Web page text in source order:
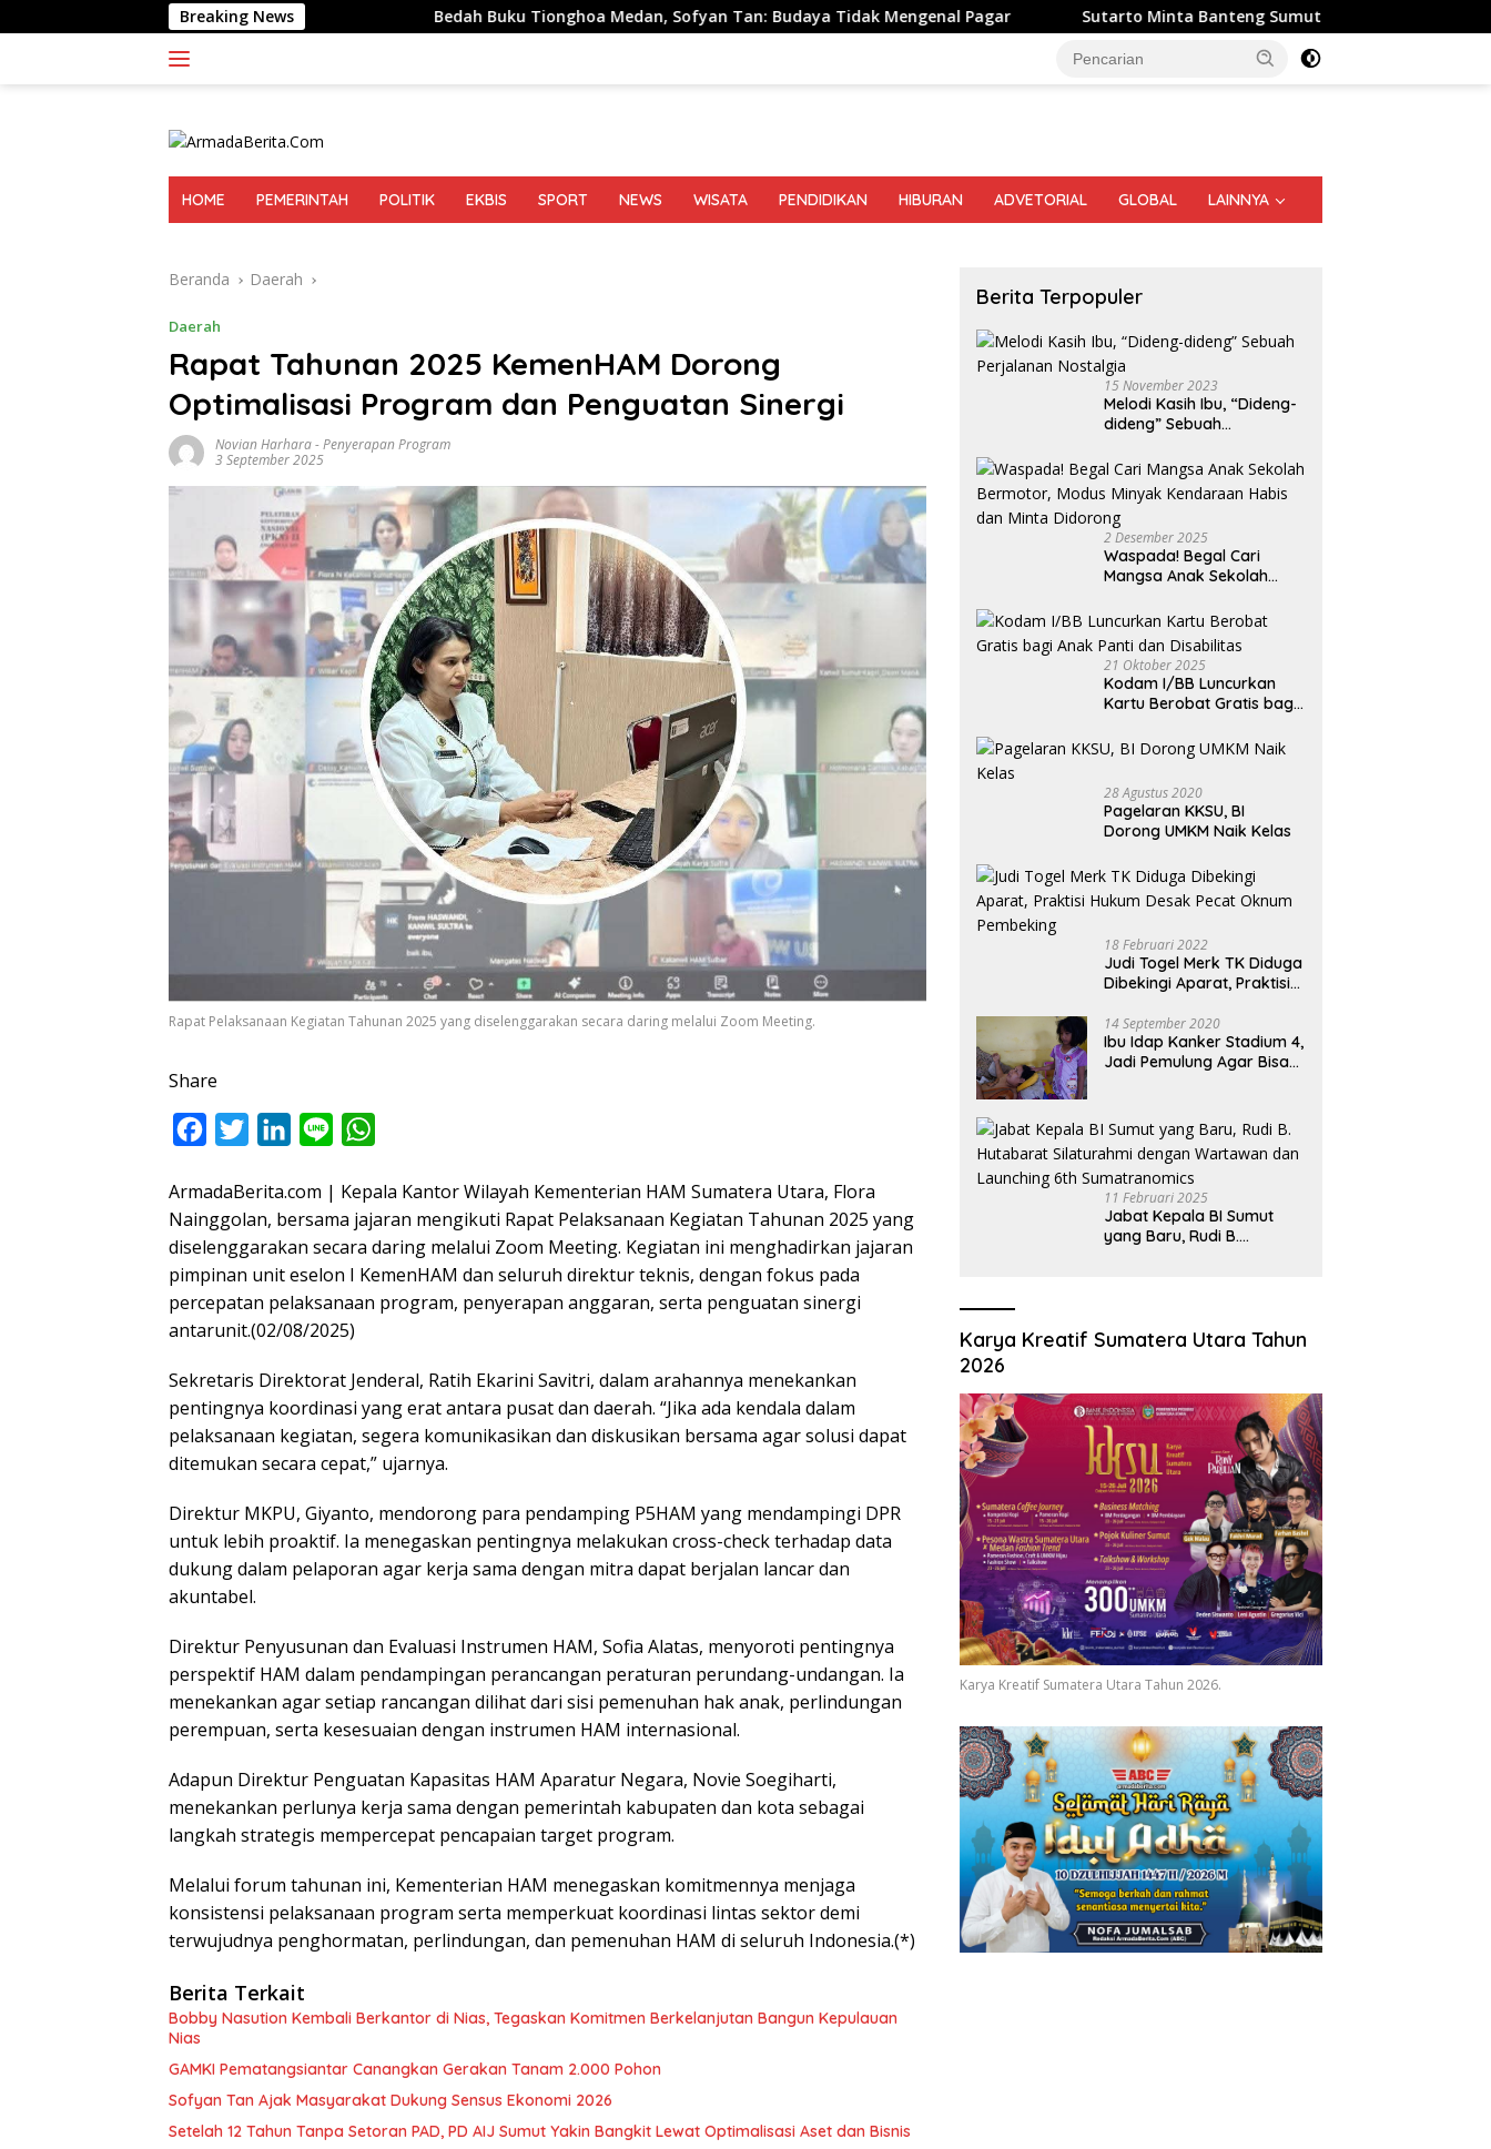
ke
Breaking NewsBedah Buku Tionghoa Medan, Sofyan Tan: Budaya Tidak Mengenal Pagar Sutarto Minta Banteng Sumut Merah FC Harumkan Nama Sumatera Utara di
HOME PEMERINTAH POLITIK EKBIS SPORT NEWS WISATA PENDIDIKAN HIBURAN ADVETORIAL GLOBAL LAINNYA
Beranda Daerah
Daerah
Rapat Tahunan 2025 KemenHAM Dorong
Optimalisasi Program dan Penguatan Sinergi
Novian Harhara-Penyerapan Program
3 September 2025
Rapat Pelaksanaan Kegiatan Tahunan 2025 yang diselenggarakan secara daring melalui Zoom Meeting.
Share
c
e
b
o
o
i
t
e
r
n
k
d
I
n
e
a
t
A
ArmadaBerita.com | Kepala Kantor Wilayah Kementerian HAM Sumatera Utara, Flora
Nainggolan, bersama jajaran mengikuti Rapat Pelaksanaan Kegiatan Tahunan 2025 yang
diselenggarakan secara daring melalui Zoom Meeting. Kegiatan ini menghadirkan jajaran
pimpinan unit eselon I KemenHAM dan seluruh direktur teknis, dengan fokus pada
percepatan pelaksanaan program, penyerapan anggaran, serta penguatan sinergi
antarunit.(02/08/2025)
Sekretaris Direktorat Jenderal, Ratih Ekarini Savitri, dalam arahannya menekankan
pentingnya koordinasi yang erat antara pusat dan daerah. “Jika ada kendala dalam
pelaksanaan kegiatan, segera komunikasikan dan diskusikan bersama agar solusi dapat
ditemukan secara cepat,” ujarnya.
Direktur MKPU, Giyanto, mendorong para pendamping P5HAM yang mendampingi DPR
untuk lebih proaktif. Ia menegaskan pentingnya melakukan cross-check terhadap data
dukung dalam pelaporan agar kerja sama dengan mitra dapat berjalan lancar dan
akuntabel.
Direktur Penyusunan dan Evaluasi Instrumen HAM, Sofia Alatas, menyoroti pentingnya
perspektif HAM dalam pendampingan perancangan peraturan perundang-undangan. Ia
menekankan agar setiap rancangan dilihat dari sisi pemenuhan hak anak, perlindungan
perempuan, serta kesesuaian dengan instrumen HAM internasional.
Adapun Direktur Penguatan Kapasitas HAM Aparatur Negara, Novie Soegiharti,
menekankan perlunya kerja sama dengan pemerintah kabupaten dan kota sebagai
langkah strategis mempercepat pencapaian target program.
Melalui forum tahunan ini, Kementerian HAM menegaskan komitmennya menjaga
konsistensi pelaksanaan program serta memperkuat koordinasi lintas sektor demi
terwujudnya penghormatan, perlindungan, dan pemenuhan HAM di seluruh Indonesia.(*)
Berita Terkait
Bobby Nasution Kembali Berkantor di Nias, Tegaskan Komitmen Berkelanjutan Bangun Kepulauan
Nias
GAMKI Pematangsiantar Canangkan Gerakan Tanam 2.000 Pohon
Sofyan Tan Ajak Masyarakat Dukung Sensus Ekonomi 2026
Setelah 12 Tahun Tanpa Setoran PAD, PD AIJ Sumut Yakin Bangkit Lewat Optimalisasi Aset dan Bisnis
Berita Terpopuler
15 November 2023
Melodi Kasih Ibu, “Dideng-
dideng” Sebuah
2 Desember 2025
Waspada! Begal Cari
Mangsa Anak Sekolah
Kendaraan Habis dan
Minta Didorong
21 Oktober 2025
Kodam I/BB Luncurkan
Kartu Berobat Gratis bagi
28 Agustus 2020
Pagelaran KKSU, BI
Dorong UMKM Naik Kelas
18 Februari 2022
Judi Togel Merk TK Diduga
Dibekingi Aparat, Praktisi
Oknum Pembeking
14 September 2020
Ibu Idap Kanker Stadium 4,
Jadi Pemulung Agar Bisa
11 Februari 2025
Jabat Kepala BI Sumut
yang Baru, Rudi B.
Karya Kreatif Sumatera Utara Tahun
2026
Karya Kreatif Sumatera Utara Tahun 2026.